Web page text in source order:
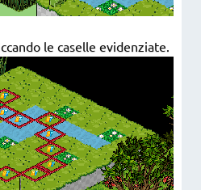
le caselle evidenziate.